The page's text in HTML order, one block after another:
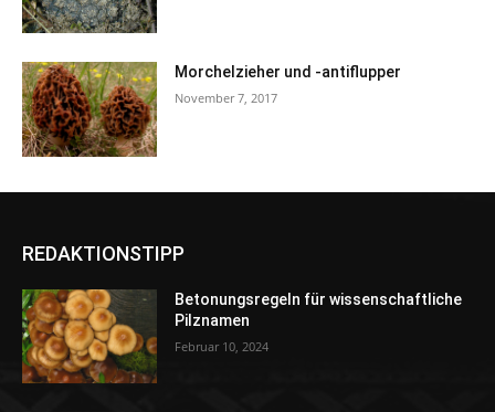
Morchelzieher und -antiflupper
November 7, 2017
REDAKTIONSTIPP
Betonungsregeln für wissenschaftliche
Pilznamen
Februar 10, 2024